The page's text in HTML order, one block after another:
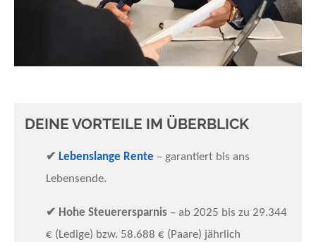
DEINE VORTEILE IM ÜBERBLICK
✔ Lebenslange Rente – garantiert bis ans
Lebensende.
✔ Hohe Steuerersparnis – ab 2025 bis zu 29.344
€ (Ledige) bzw. 58.688 € (Paare) jährlich